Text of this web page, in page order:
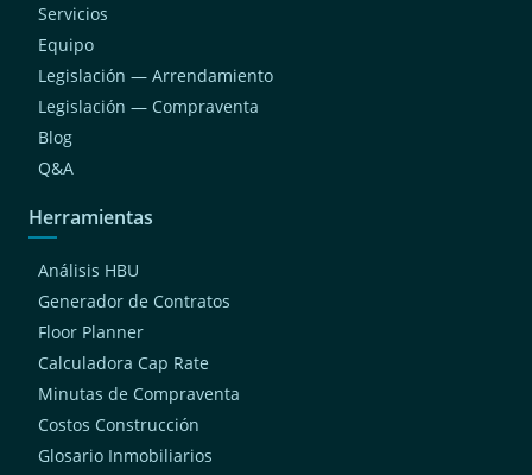
Servicios
Equipo
Legislación — Arrendamiento
Legislación — Compraventa
Blog
Q&A
Herramientas
Análisis HBU
Generador de Contratos
Floor Planner
Calculadora Cap Rate
Minutas de Compraventa
Costos Construcción
Glosario Inmobiliarios